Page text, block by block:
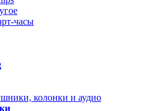
часы
колонки и аудио